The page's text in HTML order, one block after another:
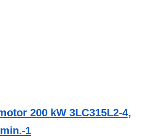
200 kW 3LC315L2-4,
1